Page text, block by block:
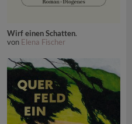
Wirf einen Schatten.
von Elena Fischer